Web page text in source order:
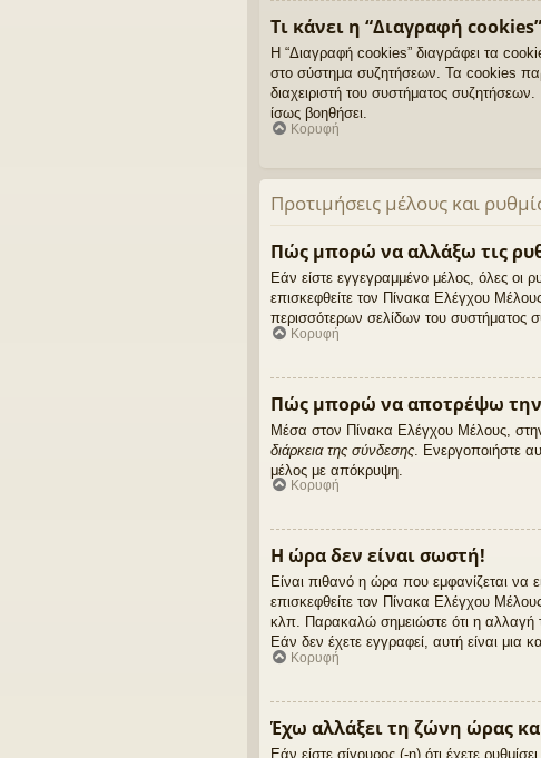
Τι κάνει η “Διαγραφή
Η “Διαγραφή cookies” διαγράφει τα
στο σύστημα συζητήσεων. Τα cookies
διαχειριστή του συστήματος
ίσως βοηθήσει.
Κορυφή
Προτιμήσεις μέλους και
Πώς μπορώ να αλλάξω τις
Εάν είστε εγγεγραμμένο μέλος, όλες οι
επισκεφθείτε τον Πίνακα Ελέγχου
περισσότερων σελίδων του συστήματος
Κορυφή
Πώς μπορώ να αποτρέψω την
Μέσα στον Πίνακα Ελέγχου Μέλους, στην
διάρκεια της σύνδεσης . Ενεργοποιήστε
μέλος με απόκρυψη.
Κορυφή
Η ώρα δεν είναι σωστή!
Είναι πιθανό η ώρα που εμφανίζεται να
επισκεφθείτε τον Πίνακα Ελέγχου
κλπ. Παρακαλώ σημειώστε ότι η αλλαγή
Εάν δεν έχετε εγγραφεί, αυτή είναι μια
Κορυφή
Έχω αλλάξει τη ζώνη ώρας
Εάν είστε σίγουρος (-η) ότι έχετε